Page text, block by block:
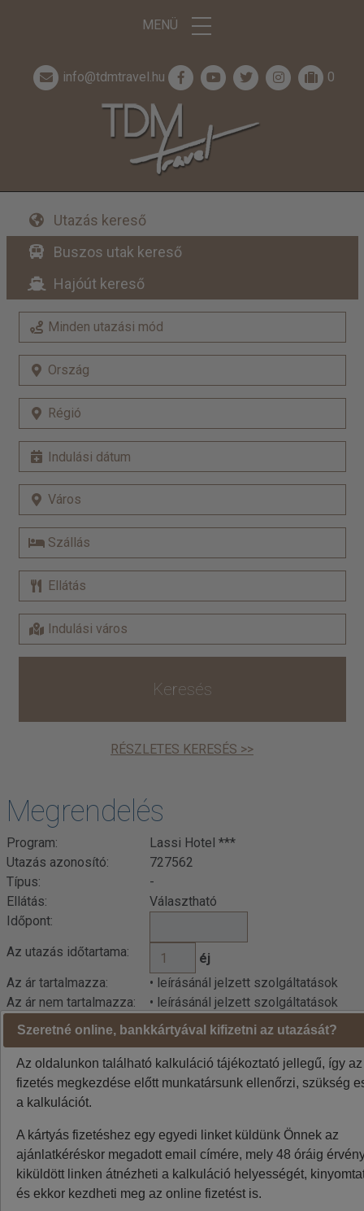
MENÜ
info@tdmtravel.hu 0
Utazás kereső
Buszos utak kereső
Hajóút kereső
Keresés
RÉSZLETES KERESÉS >>
Megrendelés
Program:
Lassi Hotel ***
Utazás azonosító:
727562
Típus:
-
Ellátás:
Választható
Időpont:
Az utazás időtartama:
éj
Az ár tartalmazza:
• leírásánál jelzett szolgáltatások
Az ár nem tartalmazza:
• leírásánál jelzett szolgáltatások
Kalkuláció
szíveskedjenek!
Ár:
Szeretné online, bankkártyával kifizetni az utazását?
Az oldalunkon található kalkuláció tájékoztató jellegű, így
fizetés megkezdése előtt munkatársunk ellenőrzi, szükség
a kalkulációt.
A kártyás fizetéshez egy egyedi linket küldünk Önnek az
ajánlatkéréskor megadott email címére, mely 48 óráig
kiküldött linken átnézheti a kalkuláció helyességét,
és ekkor kezdheti meg az online fizetést is.